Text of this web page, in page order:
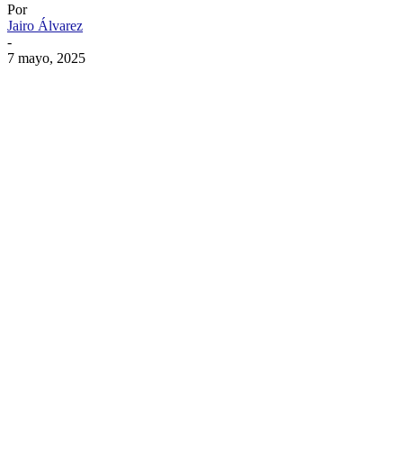
Por
Jairo Álvarez
-
7 mayo, 2025